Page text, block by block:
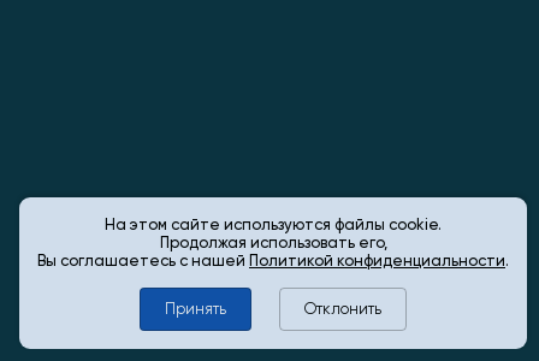
На этом сайте используются файлы cookie.
Продолжая использовать его,
Вы соглашаетесь с нашей Политикой конфиденциальности.
Принять Отклонить